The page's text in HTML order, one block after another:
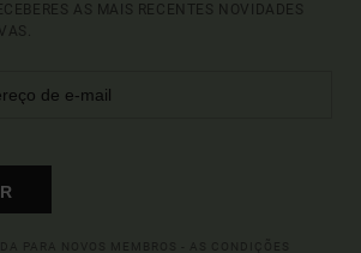
AS MAIS RECENTES NOVIDADES